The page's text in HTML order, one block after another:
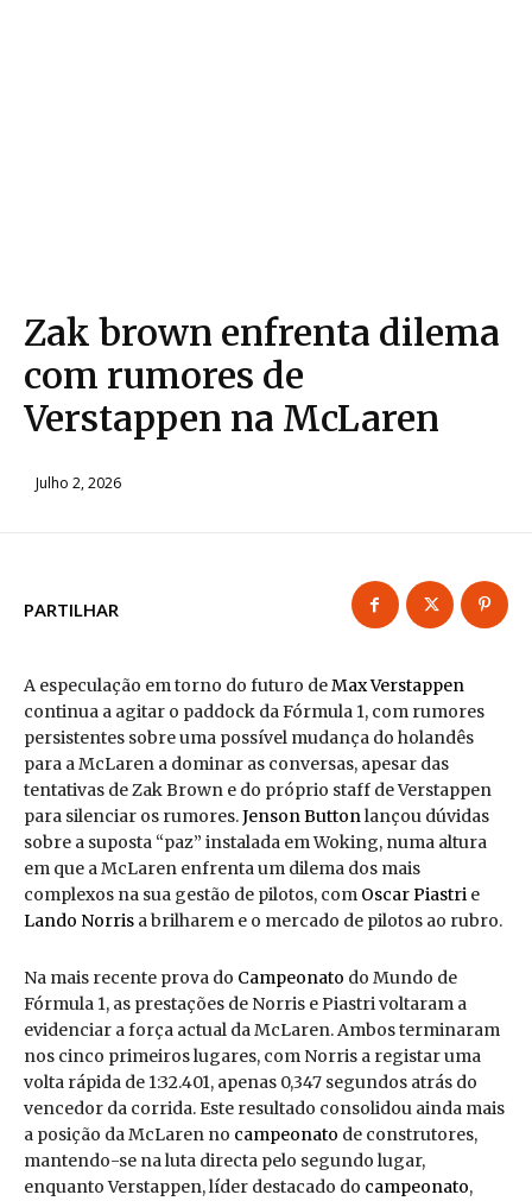
Zak brown enfrenta dilema
com rumores de
Verstappen na McLaren
Julho 2, 2026
PARTILHAR
A especulação em torno do futuro deMax Verstappen
continua a agitar o paddock da Fórmula 1, com rumores
persistentes sobre uma possível mudança do holandês
para a McLaren a dominar as conversas, apesar das
tentativas de Zak Brown e do próprio staff de Verstappen
para silenciar os rumores.Jenson Buttonlançou dúvidas
sobre a suposta “paz” instalada em Woking, numa altura
em que a McLaren enfrenta um dilema dos mais
complexos na sua gestão de pilotos, com Oscar Piastri e
Lando Norris a brilharem e o mercado de pilotos ao rubro.
Na mais recente prova do Campeonato do Mundo de
Fórmula 1, as prestações de Norris e Piastri voltaram a
evidenciar a força actual da McLaren. Ambos terminaram
nos cinco primeiros lugares, com Norris a registar uma
volta rápida de 1:32.401, apenas 0,347 segundos atrás do
vencedor da corrida. Este resultado consolidou ainda mais
a posição da McLaren no campeonato de construtores,
mantendo-se na luta directa pelo segundo lugar,
enquanto Verstappen, líder destacado do campeonato,